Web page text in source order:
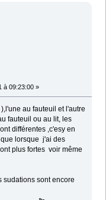
à 09:23:00 »
au fauteuil et l'autre
fauteuil ou au lit, les
différentes ,c'esy en
lorsque j'ai des
plus fortes voir même
sudations sont encore